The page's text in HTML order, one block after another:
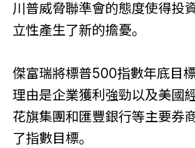
川普威脅聯準會的態度使得投
立性產生了新的擔憂。
傑富瑞將標普500指數年底目
理由是企業獲利強勁以及美國
花旗集團和匯豐銀行等主要券
了指數目標。